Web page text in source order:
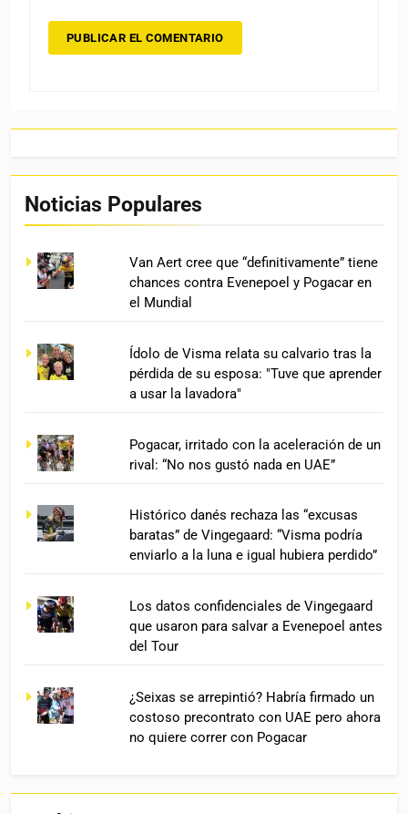
Noticias Populares
Van Aert cree que “definitivamente” tiene
chances contra Evenepoel y Pogacar en
el Mundial
Ídolo de Visma relata su calvario tras la
pérdida de su esposa: "Tuve que aprender
a usar la lavadora"
Pogacar, irritado con la aceleración de un
rival: “No nos gustó nada en UAE”
Histórico danés rechaza las “excusas
baratas” de Vingegaard: “Visma podría
enviarlo a la luna e igual hubiera perdido”
Los datos confidenciales de Vingegaard
que usaron para salvar a Evenepoel antes
del Tour
¿Seixas se arrepintió? Habría firmado un
costoso precontrato con UAE pero ahora
no quiere correr con Pogacar